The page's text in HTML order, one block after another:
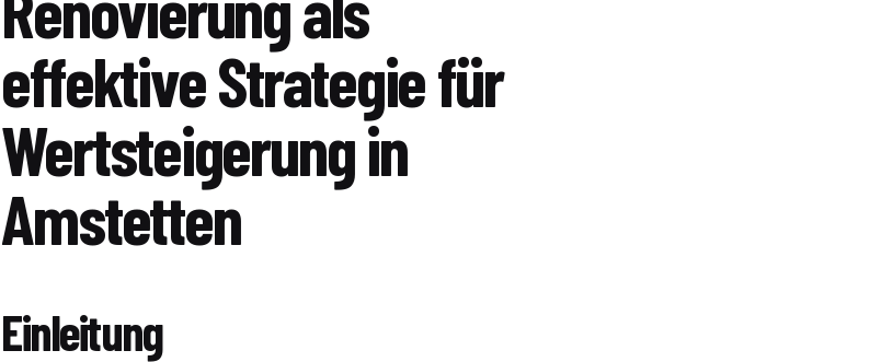
effektive Strategie für
Wertsteigerung in
Amstetten
Einleitung